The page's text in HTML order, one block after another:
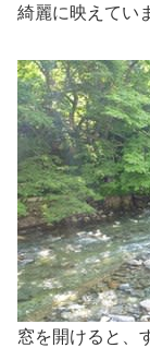
綺麗に映えてい
窓を開けると、